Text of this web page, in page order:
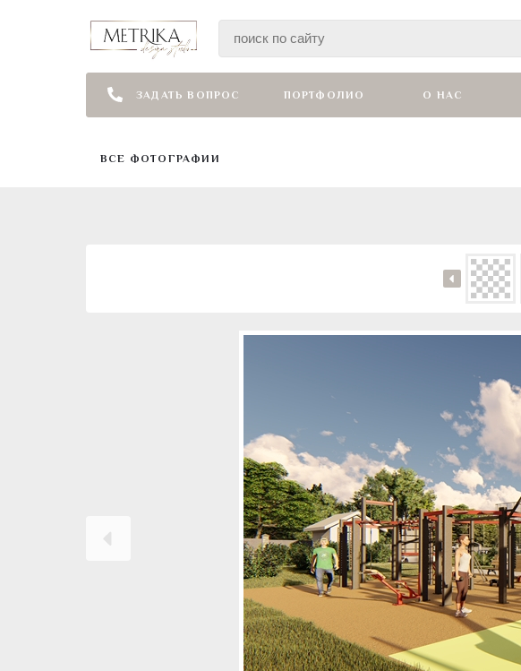
ЗАДАТЬ ВОПРОС ПОРТФОЛИО О НАС
ВСЕ ФОТОГРАФИИ